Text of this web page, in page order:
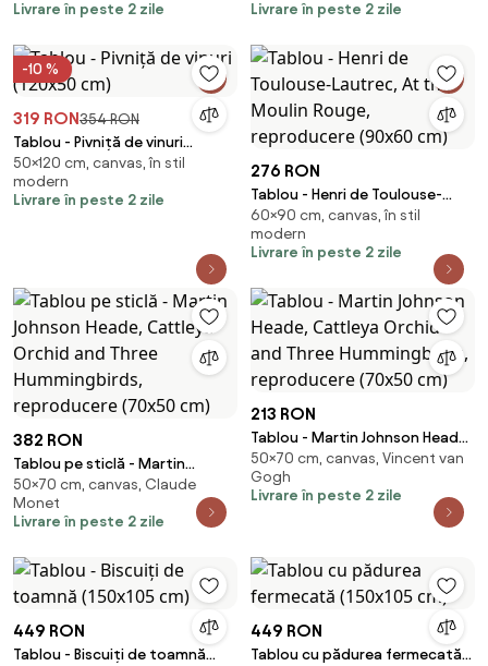
Livrare în peste 2 zile
Livrare în peste 2 zile
-10 %
319 RON354 RON
Tablou - Pivniță de vinuri
(120x50 cm)
50×120 cm, canvas, în stil
modern
Livrare în peste 2 zile
276 RON
Tablou - Henri de Toulouse-
Lautrec, At the Moulin Rouge,
reproducere (90x60 cm)
60×90 cm, canvas, în stil
modern
Livrare în peste 2 zile
382 RON
Tablou pe sticlă - Martin
Johnson Heade, Cattleya
Orchid and Three
Hummingbirds, reproducere
50×70 cm, canvas, Claude
Monet
Livrare în peste 2 zile
213 RON
Tablou - Martin Johnson Heade,
Cattleya Orchid and Three
Hummingbirds, reproducere
(70x50 cm)
50×70 cm, canvas, Vincent van
Gogh
Livrare în peste 2 zile
449 RON
Tablou - Biscuiți de toamnă
449 RON
Tablou cu pădurea fermecată